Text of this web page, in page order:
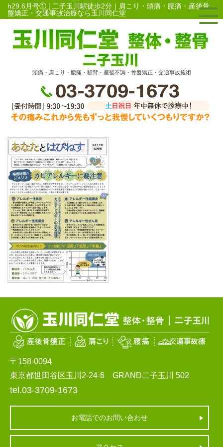
h29.6月号① | 二子玉川駅徒歩2分｜肩こり・頭痛・腰痛・産後骨
盤矯正・交通事故治療なら玉川同仁堂
頭痛・肩こり・腰痛・猫背・産後不調・骨盤矯正・交通事故施術
〒158-0094
東京都世田谷区玉川2-24-6 GRAND二子玉川 502
tel.03-3709-1673
お電話でのお問い合わせ